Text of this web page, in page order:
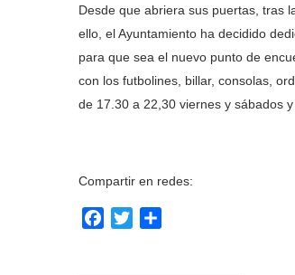
Desde que abriera sus puertas, tras
ello, el Ayuntamiento ha decidido
para que sea el nuevo punto de
con los futbolines, billar, consolas,
de 17.30 a 22,30 viernes y sábados
Compartir en redes:
Facebook
Twitter